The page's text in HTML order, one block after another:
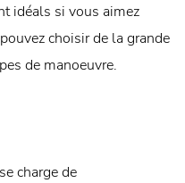
idéals si vous aimez
choisir de la grande
de manoeuvre.
charge de